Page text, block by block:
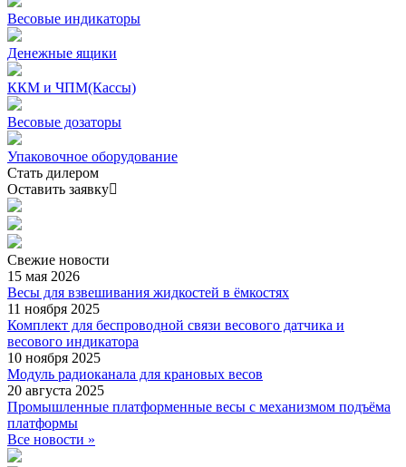
Весовые индикаторы
Денежные ящики
ККМ и ЧПМ(Кассы)
Весовые дозаторы
Упаковочное оборудование
Стать дилером
Оставить заявку
Свежие новости
15 мая 2026
Весы для взвешивания жидкостей в ёмкостях
11 ноября 2025
Комплект для беспроводной связи весового датчика и
весового индикатора
10 ноября 2025
Модуль радиоканала для крановых весов
20 августа 2025
Промышленные платформенные весы с механизмом подъёма
платформы
Все новости »